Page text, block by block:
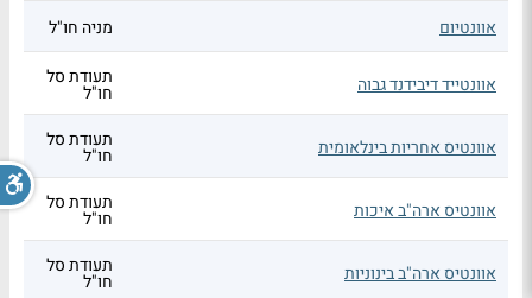
אוונטיום מניה חו"ל
אוונטייד דיבידנד גבוה תעודת סל
חו"ל
אוונטיס אחריות בינלאומית תעודת סל
חו"ל
אוונטיס ארה"ב איכות תעודת סל
חו"ל
אוונטיס ארה"ב בינוניות תעודת סל
חו"ל